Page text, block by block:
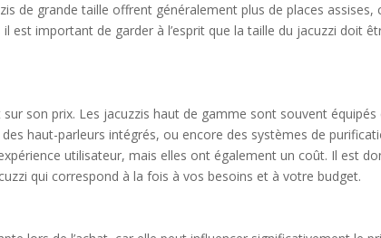
de grande taille offrent généralement plus de places assises,
important de garder à l’esprit que la taille du jacuzzi doit
son prix. Les jacuzzis haut de gamme sont souvent
haut-parleurs intégrés, ou encore des systèmes de
utilisateur, mais elles ont également un coût. Il est
qui correspond à la fois à vos besoins et à votre budget.